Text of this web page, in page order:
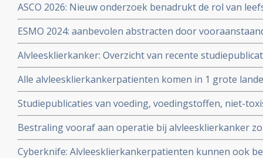
ASCO 2026: Nieuw onderzoek benadrukt de rol van
behandelstrategieën in de kankerzorg.
ESMO 2024: aanbevolen abstracten door
specialisten gerelateerd aan studies bij
darmkanker, alvleesklierkanker, slokdarmkanker,
Alvleesklierkanker: Overzicht van recente
alvleesklierkanker in verschillende stadia
Alle alvleesklierkankerpatienten komen in 1 grote
Het Deltaplan alvleesklierkanker moet de grote sterfte
stoppen
Studiepublicaties van voeding, voedingstoffen, niet-
behandelingen uit literatuurlijst van arts-bioloog drs.
alvleesklierkanker copy 1
Bestraling vooraf aan operatie bij alvleesklierkanker
overlevingstijd en overall overleving geven, aldus
vooraf blijft controversieel, aldus onderzoekers.
Cyberknife: Alvleesklierkankerpatienten kunnen ook